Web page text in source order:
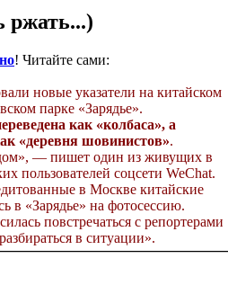
ржать...)
! Читайте сами:
новые указатели на китайском
парке «Зарядье».
как «колбаса», а
«деревня шовинистов».
— пишет один из живущих в
пользователей соцсети WeChat.
в Москве китайские
в «Зарядье» на фотосессию.
повстречаться с репортерами
в ситуации».